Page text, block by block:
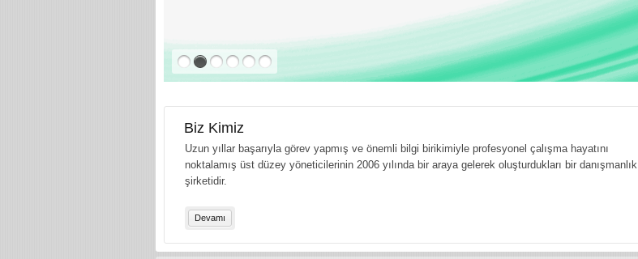
Biz Kimiz
Uzun yıllar başarıyla görev yapmış ve önemli bilgi birikimiyle profesyonel çalışma hayatını
noktalamış üst düzey yöneticilerinin 2006 yılında bir araya gelerek oluşturdukları bir danışmanlık
şirketidir.
Devamı